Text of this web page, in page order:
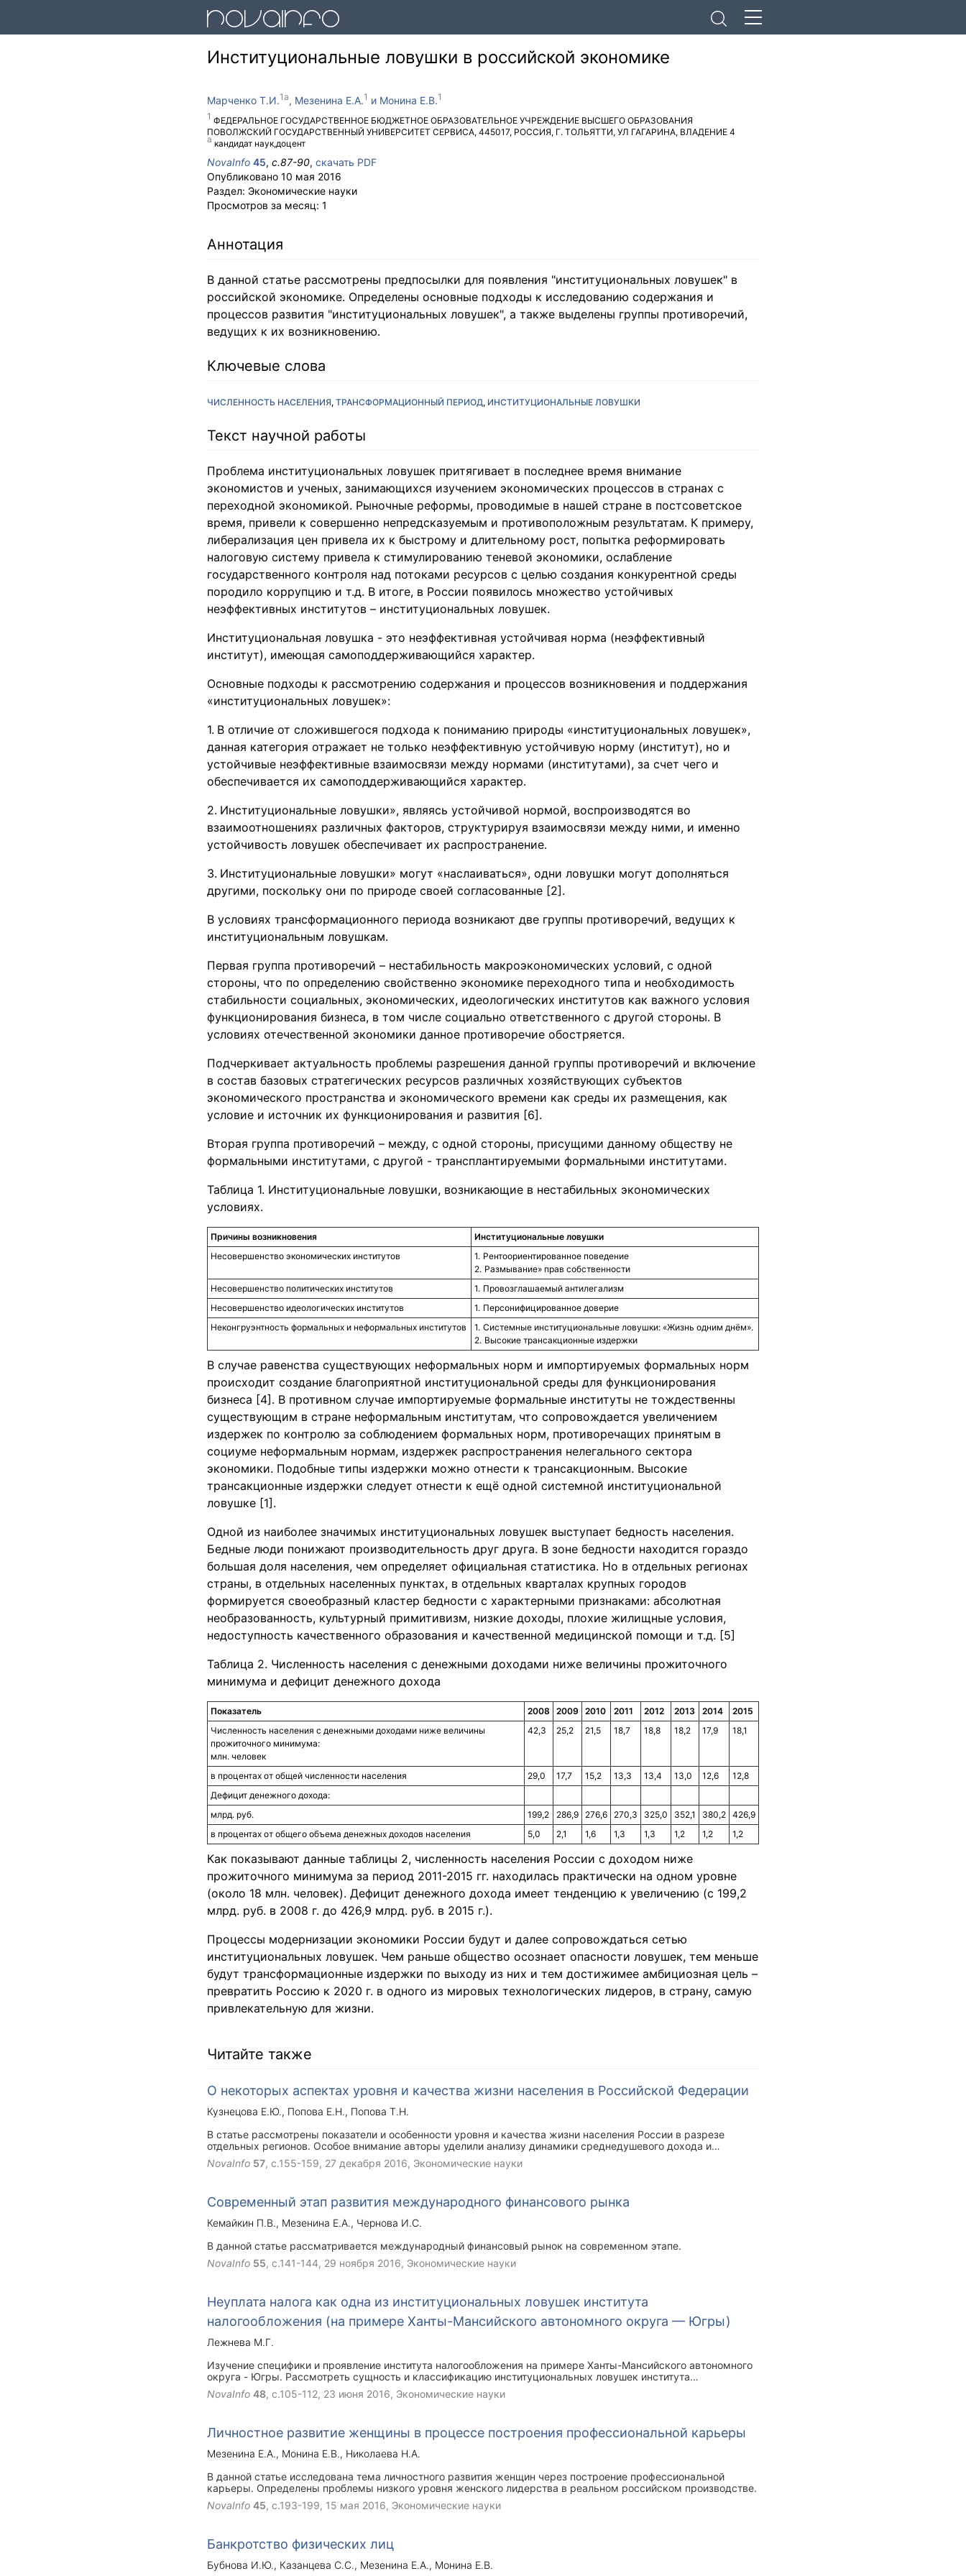
Институциональные ловушки в российской экономике
Марченко Т.И.
ФЕДЕРАЛЬНОЕ ГОСУДАРСТВЕННОЕ БЮДЖЕТНОЕ ОБРАЗОВАТЕЛЬНОЕ УЧРЕЖДЕНИЕ ВЫСШЕГО ОБРАЗОВАНИЯ
ПОВОЛЖСКИЙ ГОСУДАРСТВЕННЫЙ УНИВЕРСИТЕТ СЕРВИСА, 445017, РОССИЯ, Г. ТОЛЬЯТТИ, УЛ ГАГАРИНА, ВЛАДЕНИЕ 4
кандидат наук,доцент
Мезенина Е.А. Монина Е.В.
NovaInfo 45, с.87-90, скачать PDF
Опубликовано 10 мая 2016
Раздел: Экономические науки
Просмотров за месяц: 1
Аннотация
В данной статье рассмотрены предпосылки для появления "институциональных ловушек" в
российской экономике. Определены основные подходы к исследованию содержания и
процессов развития "институциональных ловушек", а также выделены группы противоречий,
ведущих к их возникновению.
Ключевые слова
ЧИСЛЕННОСТЬ НАСЕЛЕНИЯ ТРАНСФОРМАЦИОННЫЙ ПЕРИОД ИНСТИТУЦИОНАЛЬНЫЕ ЛОВУШКИ
Текст научной работы
Проблема институциональных ловушек притягивает в последнее время внимание
экономистов и ученых, занимающихся изучением экономических процессов в странах с
переходной экономикой. Рыночные реформы, проводимые в нашей стране в постсоветское
время, привели к совершенно непредсказуемым и противоположным результатам. К примеру,
либерализация цен привела их к быстрому и длительному рост, попытка реформировать
налоговую систему привела к стимулированию теневой экономики, ослабление
государственного контроля над потоками ресурсов с целью создания конкурентной среды
породило коррупцию и т.д. В итоге, в России появилось множество устойчивых
неэффективных институтов – институциональных ловушек.
Институциональная ловушка - это неэффективная устойчивая норма (неэффективный
институт), имеющая самоподдерживающийся характер.
Основные подходы к рассмотрению содержания и процессов возникновения и поддержания
«институциональных ловушек»:
В отличие от сложившегося подхода к пониманию природы «институциональных ловушек»,
данная категория отражает не только неэффективную устойчивую норму (институт), но и
устойчивые неэффективные взаимосвязи между нормами (институтами), за счет чего и
обеспечивается их самоподдерживающийся характер.
Институциональные ловушки», являясь устойчивой нормой, воспроизводятся во
взаимоотношениях различных факторов, структурируя взаимосвязи между ними, и именно
устойчивость ловушек обеспечивает их распространение.
Институциональные ловушки» могут «наслаиваться», одни ловушки могут дополняться
другими, поскольку они по природе своей согласованные [2].
В условиях трансформационного периода возникают две группы противоречий, ведущих к
институциональным ловушкам.
Первая группа противоречий – нестабильность макроэкономических условий, с одной
стороны, что по определению свойственно экономике переходного типа и необходимость
стабильности социальных, экономических, идеологических институтов как важного условия
функционирования бизнеса, в том числе социально ответственного с другой стороны. В
условиях отечественной экономики данное противоречие обостряется.
Подчеркивает актуальность проблемы разрешения данной группы противоречий и включение
в состав базовых стратегических ресурсов различных хозяйствующих субъектов
экономического пространства и экономического времени как среды их размещения, как
условие и источник их функционирования и развития [6].
Вторая группа противоречий – между, с одной стороны, присущими данному обществу не
формальными институтами, с другой - трансплантируемыми формальными институтами.
Таблица 1. Институциональные ловушки, возникающие в нестабильных экономических
условиях.
Причины возникновения
Институциональные ловушки
Несовершенство экономических институтов
Рентоориентированное поведение
Размывание» прав собственности
Несовершенство политических институтов
Провозглашаемый антилегализм
Несовершенство идеологических институтов
Персонифицированное доверие
Неконгруэнтность формальных и неформальных институтов
Системные институциональные ловушки: «Жизнь одним днём».
Высокие трансакционные издержки
В случае равенства существующих неформальных норм и импортируемых формальных норм
происходит создание благоприятной институциональной среды для функционирования
бизнеса [4]. В противном случае импортируемые формальные институты не тождественны
существующим в стране неформальным институтам, что сопровождается увеличением
издержек по контролю за соблюдением формальных норм, противоречащих принятым в
социуме неформальным нормам, издержек распространения нелегального сектора
экономики. Подобные типы издержки можно отнести к трансакционным. Высокие
трансакционные издержки следует отнести к ещё одной системной институциональной
ловушке [1].
Одной из наиболее значимых институциональных ловушек выступает бедность населения.
Бедные люди понижают производительность друг друга. В зоне бедности находится гораздо
большая доля населения, чем определяет официальная статистика. Но в отдельных регионах
страны, в отдельных населенных пунктах, в отдельных кварталах крупных городов
формируется своеобразный кластер бедности с характерными признаками: абсолютная
необразованность, культурный примитивизм, низкие доходы, плохие жилищные условия,
недоступность качественного образования и качественной медицинской помощи и т.д. [5]
Таблица 2. Численность населения с денежными доходами ниже величины прожиточного
минимума и дефицит денежного дохода
Показатель 2008 2009 2010 2011 2012 2013 2014
2015
Численность населения с денежными доходами ниже величины
прожиточного минимума:
млн. человек
42,3 25,2 21,5 18,7 18,8 18,2 17,9 18,1
в процентах от общей численности населения 29,0 17,7 15,2 13,3 13,4 13,0 12,6
12,8
Дефицит денежного дохода:
млрд. руб.
199,2 286,9 276,6 270,3 325,0 352,1 380,2 426,9
в процентах от общего объема денежных доходов населения
5,0 2,1 1,6 1,3 1,3 1,2 1,2 1,2
Как показывают данные таблицы 2, численность населения России с доходом ниже
прожиточного минимума за период 2011-2015 гг. находилась практически на одном уровне
(около 18 млн. человек). Дефицит денежного дохода имеет тенденцию к увеличению (с 199,2
млрд. руб. в 2008 г. до 426,9 млрд. руб. в 2015 г.).
Процессы модернизации экономики России будут и далее сопровождаться сетью
институциональных ловушек. Чем раньше общество осознает опасности ловушек, тем меньше
будут трансформационные издержки по выходу из них и тем достижимее амбициозная цель –
превратить Россию к 2020 г. в одного из мировых технологических лидеров, в страну, самую
привлекательную для жизни.
Читайте также
О некоторых аспектах уровня и качества жизни населения в Российской Федерации
Кузнецова Е.Ю. Попова Е.Н.
Попова Т.Н.
В статье рассмотрены показатели и особенности уровня и качества жизни населения России в разрезе
отдельных регионов. Особое внимание авторы уделили анализу динамики среднедушевого дохода и
численности населения РФ за 2010-2015 гг.
NovaInfo 57, с.155-159, 27 декабря 2016, Экономические науки
Современный этап развития международного финансового рынка
Кемайкин П.В. Мезенина Е.А.
Чернова И.С.
В данной статье рассматривается международный финансовый рынок на современном этапе.
NovaInfo 55, с.141-144, 29 ноября 2016, Экономические науки
Неуплата налога как одна из институциональных ловушек института
налогообложения (на примере Ханты-Мансийского автономного округа — Югры)
Лежнева М.Г.
Изучение специфики и проявление института налогообложения на примере Ханты-Мансийского автономного
округа - Югры. Рассмотреть сущность и классификацию институциональных ловушек института
налогообложения, обозначить методику оценки уровня проявление ловушек.
NovaInfo 48, с.105-112, 23 июня 2016, Экономические науки
Личностное развитие женщины в процессе построения профессиональной карьеры
Мезенина Е.А. Монина Е.В.
Николаева Н.А.
В данной статье исследована тема личностного развития женщин через построение профессиональной
карьеры. Определены проблемы низкого уровня женского лидерства в реальном российском производстве.
NovaInfo 45, с.193-199, 15 мая 2016, Экономические науки
Банкротство физических лиц
Бубнова И.Ю. Казанцева С.С. Мезенина Е.А. Монина Е.В.